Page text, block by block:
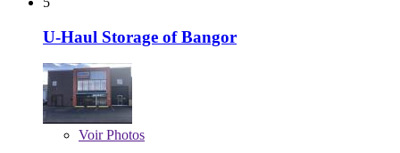
U-Haul Storage of Bangor
VoirPhotos